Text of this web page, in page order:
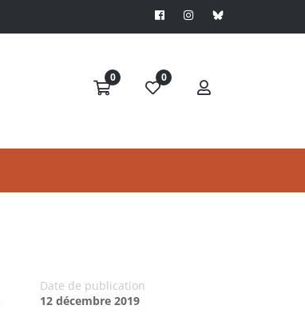
0 0
Date de publication
12 décembre 2019